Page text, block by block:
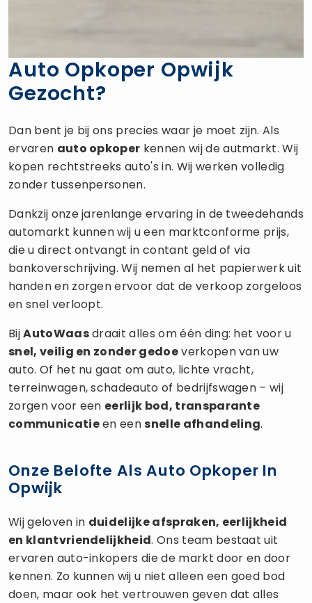
Auto Opkoper Opwijk
Gezocht?
Dan bent je bij ons precies waar je moet zijn. Als
ervaren auto opkoper kennen wij de autmarkt. Wij
kopen rechtstreeks auto's in. Wij werken volledig
zonder tussenpersonen.
Dankzij onze jarenlange ervaring in de tweedehands
automarkt kunnen wij u een marktconforme prijs,
die u direct ontvangt in contant geld of via
bankoverschrijving. Wij nemen al het papierwerk uit
handen en zorgen ervoor dat de verkoop zorgeloos
en snel verloopt.
BijAutoWaasdraait alles om één ding: het voor u
snel, veilig en zonder gedoeverkopen van uw
auto. Of het nu gaat om auto, lichte vracht,
terreinwagen, schadeauto of bedrijfswagen – wij
zorgen voor een eerlijk bod, transparante
communicatieen eensnelle afhandeling.
Onze Belofte Als Auto Opkoper In
Opwijk
Wij geloven in duidelijke afspraken, eerlijkheid
en klantvriendelijkheid. Ons team bestaat uit
ervaren auto-inkopers die de markt door en door
kennen. Zo kunnen wij u niet alleen een goed bod
doen, maar ook het vertrouwen geven dat alles